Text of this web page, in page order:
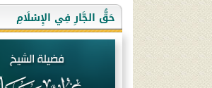
حَقُّ الجَّارِ فِي الإِسْلَامِ